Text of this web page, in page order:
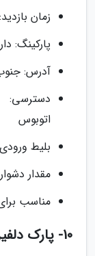
زمان بازدید: هرروز
پارکینگ:
آدرس:
دسترسی:
اتوبوس
بلیط
مقدار
مناسب
10- پارک دلفین های دبی